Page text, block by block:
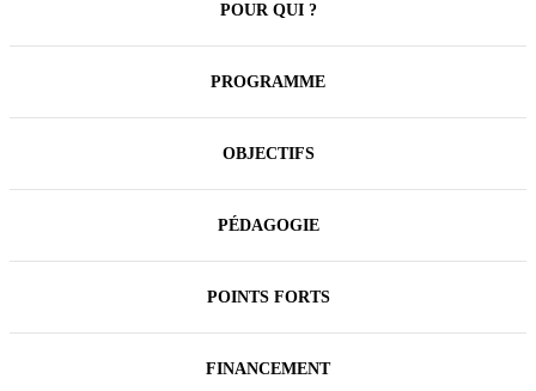
orthographe.
POUR QUI ?
PROGRAMME
OBJECTIFS
PÉDAGOGIE
POINTS FORTS
FINANCEMENT